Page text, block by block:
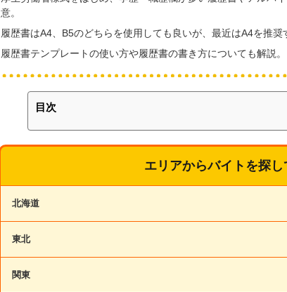
意。
履歴書はA4、B5のどちらを使用しても良いが、最近はA4を推奨
履歴書テンプレートの使い方や履歴書の書き方についても解説。
目次
エリアからバイトを探し
北海道
東北
関東